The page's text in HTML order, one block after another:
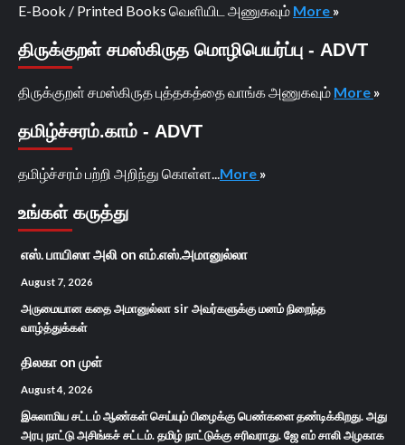
E-Book / Printed Books வெளியிட அணுகவும் More »
திருக்குறள் சமஸ்கிருத மொழிபெயர்ப்பு - ADVT
திருக்குறள் சமஸ்கிருத புத்தகத்தை வாங்க அணுகவும் More »
தமிழ்ச்சரம்.காம் - ADVT
தமிழ்ச்சரம் பற்றி அறிந்து கொள்ள... More »
உங்கள் கருத்து
எஸ். பாயிஸா அலி on எம்.எஸ்.அமானுல்லா
August 7, 2026
அருமையான கதை அமானுல்லா sir அவர்களுக்கு மனம் நிறைந்த
வாழ்த்துக்கள்
திலகா on முள்
August 4, 2026
இசுலாமிய சட்டம் ஆண்கள் செய்யும் பிழைக்கு பெண்களை தண்டிக்கிறது. அது
அரபு நாட்டு அசிங்கச் சட்டம். தமிழ் நாட்டுக்கு சரிவராது. ஜே எம் சாலி அழகாக